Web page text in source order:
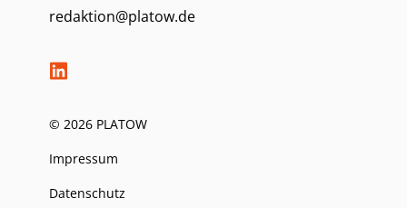
redaktion@platow.de
© 2026 PLATOW
Impressum
Datenschutz